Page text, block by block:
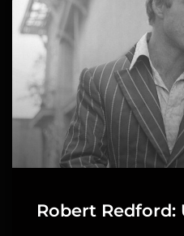
Robert Redford: